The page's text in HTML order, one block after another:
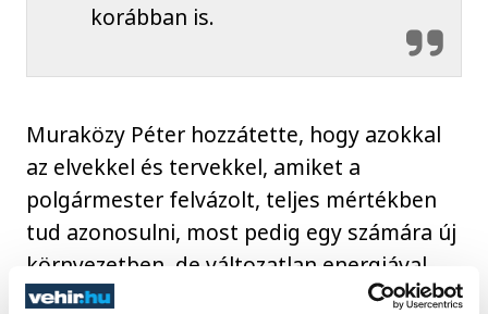
korábban is.
Muraközy Péter hozzátette, hogy azokkal
az elvekkel és tervekkel, amiket a
polgármester felvázolt, teljes mértékben
tud azonosulni, most pedig egy számára új
környezetben, de változatlan energiával
fog értük dolgozni.